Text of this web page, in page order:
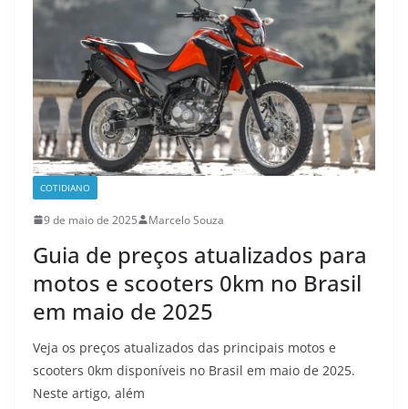
COTIDIANO
9 de maio de 2025 Marcelo Souza
Guia de preços atualizados para
motos e scooters 0km no Brasil
em maio de 2025
Veja os preços atualizados das principais motos e
scooters 0km disponíveis no Brasil em maio de 2025.
Neste artigo, além